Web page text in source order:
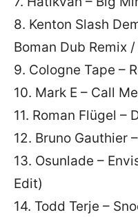
8. Kenton Slash
Boman Dub
9. Cologne Tape –
10. Mark E – Call
11. Roman Flügel –
12. Bruno Gauthier
13. Osunlade –
Edit)
14. Todd Terje –